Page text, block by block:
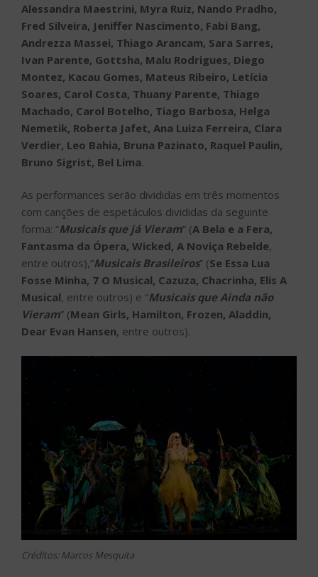
Alessandra Maestrini, Myra Ruiz, Nando Pradho,
Fred Silveira, Jeniffer Nascimento, Fabi Bang,
Andrezza Massei, Thiago Arancam, Sara Sarres,
Ivan Parente, Gottsha, Malu Rodrigues, Diego
Montez, Kacau Gomes, Mateus Ribeiro, Letícia
Soares, Carol Costa, Thuany Parente, Thiago
Machado, Carol Botelho, Tiago Barbosa, Helga
Nemetik, Roberta Jafet, Ana Luiza Ferreira, Clara
Verdier, Leo Bahia, Bruna Pazinato, Raquel Paulin,
Bruno Sigrist, Bel Lima.
As performances serão divididas em três momentos
com canções de espetáculos divididas da seguinte
forma: “Musicais que já Vieram” (A Bela e a Fera,
Fantasma da Ópera, Wicked, A Noviça Rebelde,
entre outros),”Musicais Brasileiros” (Se Essa Lua
Fosse Minha, 7 O Musical, Cazuza, Chacrinha, Elis A
Musical, entre outros) e “Musicais que Ainda não
Vieram” (Mean Girls, Hamilton, Frozen, Aladdin,
Dear Evan Hansen, entre outros).
Créditos: Marcos Mesquita